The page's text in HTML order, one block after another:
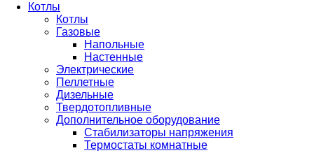
Котлы
Котлы
Газовые
Напольные
Настенные
Электрические
Пеллетные
Дизельные
Твердотопливные
Дополнительное оборудование
Стабилизаторы напряжения
Термостаты комнатные